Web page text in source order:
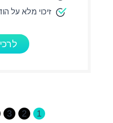
זיכוי מלא על
1
2
3